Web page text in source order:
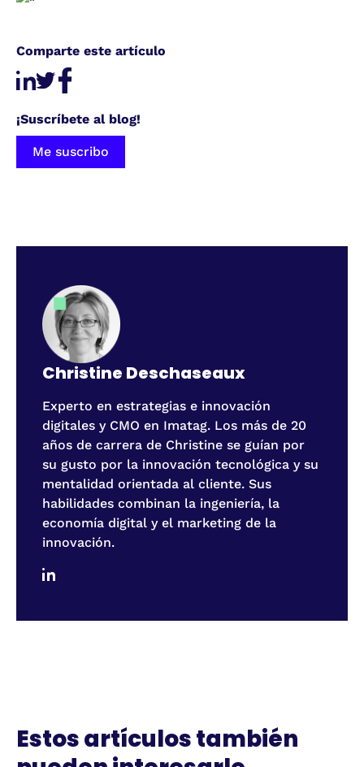
Comparte este artículo
¡Suscríbete al blog!
Me suscribo
Christine Deschaseaux
Experto en estrategias e innovación
digitales y CMO en Imatag. Los más de 20
años de carrera de Christine se guían por
su gusto por la innovación tecnológica y su
mentalidad orientada al cliente. Sus
habilidades combinan la ingeniería, la
economía digital y el marketing de la
innovación.
Estos artículos también